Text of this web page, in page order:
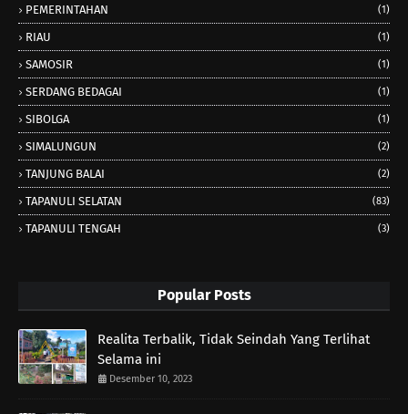
PEMERINTAHAN (1)
RIAU (1)
SAMOSIR (1)
SERDANG BEDAGAI (1)
SIBOLGA (1)
SIMALUNGUN (2)
TANJUNG BALAI (2)
TAPANULI SELATAN (83)
TAPANULI TENGAH (3)
Popular Posts
Realita Terbalik, Tidak Seindah Yang Terlihat
Selama ini
Desember 10, 2023